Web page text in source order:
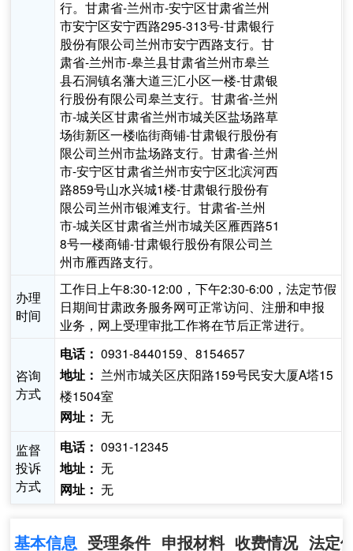
行。甘肃省-兰州市-安宁区甘肃省兰州
市安宁区安宁西路295-313号-甘肃银行
股份有限公司兰州市安宁西路支行。甘
肃省-兰州市-皋兰县甘肃省兰州市皋兰
县石洞镇名藩大道三汇小区一楼-甘肃银
行股份有限公司皋兰支行。甘肃省-兰州
市-城关区甘肃省兰州市城关区盐场路草
场街新区一楼临街商铺-甘肃银行股份有
限公司兰州市盐场路支行。甘肃省-兰州
市-安宁区甘肃省兰州市安宁区北滨河西
路859号山水兴城1楼-甘肃银行股份有
限公司兰州市银滩支行。甘肃省-兰州
市-城关区甘肃省兰州市城关区雁西路51
8号一楼商铺-甘肃银行股份有限公司兰
州市雁西路支行。
办理
时间
工作日上午8:30-12:00，下午2:30-6:00，法定节假
日期间甘肃政务服务网可正常访问、注册和申报
业务，网上受理审批工作将在节后正常进行。
咨询
方式
电话： 0931-8440159、8154657
地址： 兰州市城关区庆阳路159号民安大厦A塔15
楼1504室
网址： 无
监督
投诉
方式
电话： 0931-12345
地址： 无
网址： 无
基本信息 受理条件 申报材料 收费情况 法定